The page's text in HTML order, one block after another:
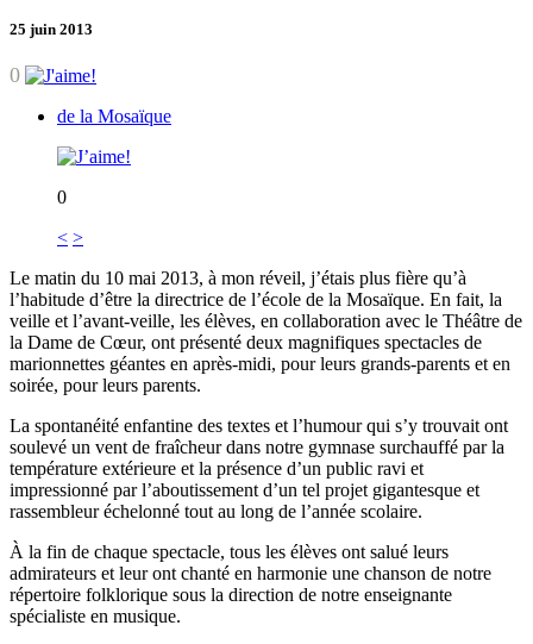
25 juin 2013
0
de la Mosaïque
0
< >
Le matin du 10 mai 2013, à mon réveil, j’étais plus fière qu’à
l’habitude d’être la directrice de l’école de la Mosaïque. En fait, la
veille et l’avant-veille, les élèves, en collaboration avec le Théâtre de
la Dame de Cœur, ont présenté deux magnifiques spectacles de
marionnettes géantes en après-midi, pour leurs grands-parents et en
soirée, pour leurs parents.
La spontanéité enfantine des textes et l’humour qui s’y trouvait ont
soulevé un vent de fraîcheur dans notre gymnase surchauffé par la
température extérieure et la présence d’un public ravi et
impressionné par l’aboutissement d’un tel projet gigantesque et
rassembleur échelonné tout au long de l’année scolaire.
À la fin de chaque spectacle, tous les élèves ont salué leurs
admirateurs et leur ont chanté en harmonie une chanson de notre
répertoire folklorique sous la direction de notre enseignante
spécialiste en musique.